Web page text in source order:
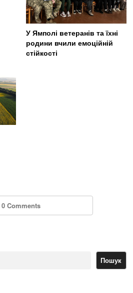
У Ямполі ветеранів та їхні
родини вчили емоційній
стійкості
0 Comments
Пошук